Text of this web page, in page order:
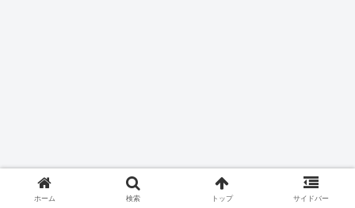
ホーム 検索 トップ サイドバー